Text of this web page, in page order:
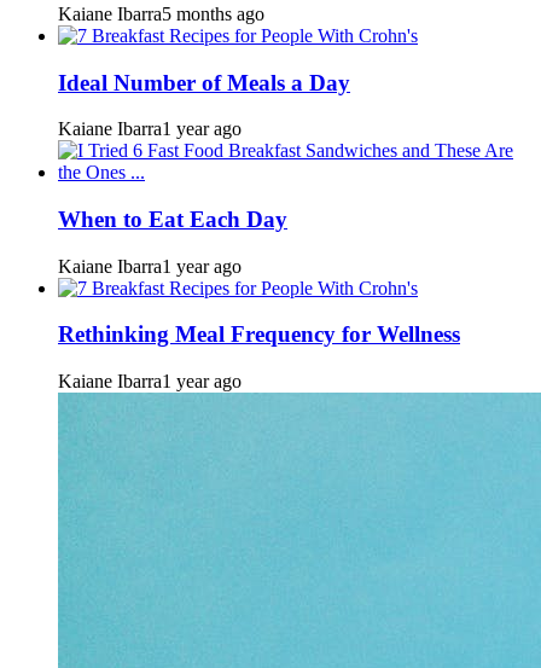
Kaiane Ibarra5 months ago
Ideal Number of Meals a Day
Kaiane Ibarra1 year ago
When to Eat Each Day
Kaiane Ibarra1 year ago
Rethinking Meal Frequency for Wellness
Kaiane Ibarra1 year ago